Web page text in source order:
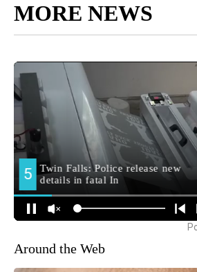
MORE NEWS
Around the Web